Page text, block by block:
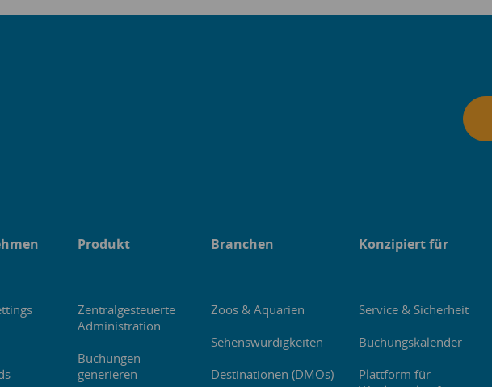
Produkt
Zentralgesteuerte
Administration
Buchungen
generieren
Branchen
Zoos & Aquarien
Sehenswürdigkeiten
Destinationen (DMOs)
Konzipiert für
Service & Sicherheit
Buchungskalender
Plattform für